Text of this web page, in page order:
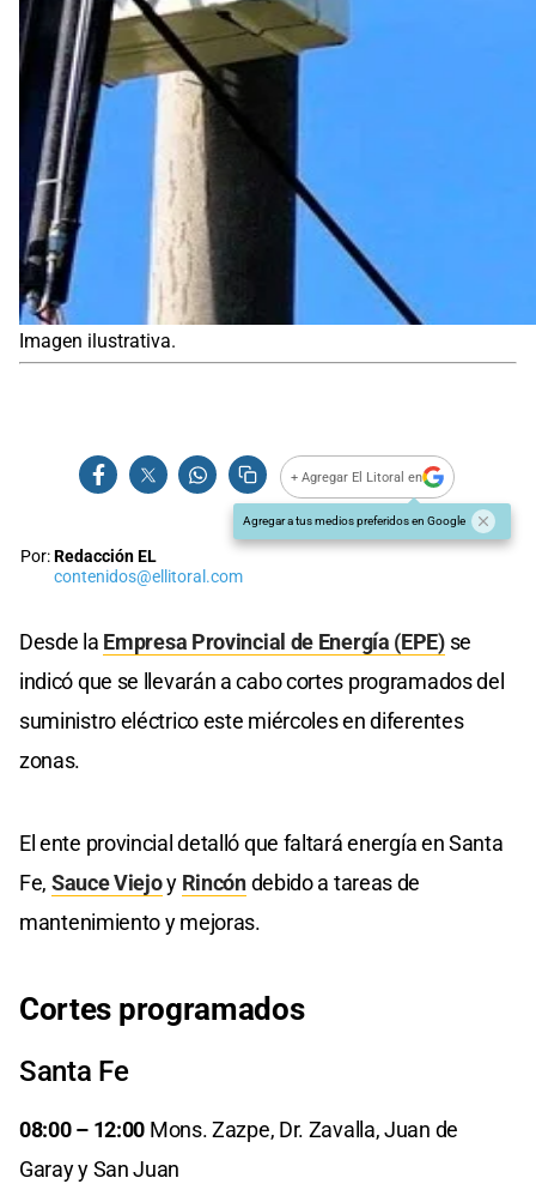
Imagen ilustrativa.
+ Agregar El Litoral en
Agregar a tus medios preferidos en Google
Por:Redacción EL
contenidos@ellitoral.com
Desde la Empresa Provincial de Energía (EPE)se
indicó que se llevarán a cabo cortes programados del
suministro eléctrico este miércoles en diferentes
zonas.
El ente provincial detalló que faltará energía en Santa
Fe, Sauce Viejoy Rincóndebido a tareas de
mantenimiento y mejoras.
Cortes programados
Sant a Fe
08:00 – 12:00 Mons. Zazpe, Dr. Zavalla, Juan de
Garay y San Juan